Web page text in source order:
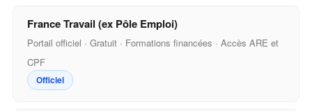
France Travail (ex Pôle Emploi)
Portail officiel · Gratuit · Formations financées · Accès ARE et
CPF
Officiel